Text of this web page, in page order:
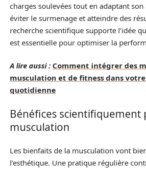
charges soulevées tout en adaptant
éviter le surmenage et atteindre des
recherche scientifique supporte l’idée
est essentielle pour optimiser la
A lire aussi : Comment intégrer des
musculation et de fitness dans
quotidienne
Bénéfices scientifiquement
musculation
Les bienfaits de la musculation vont
l’esthétique. Une pratique régulière